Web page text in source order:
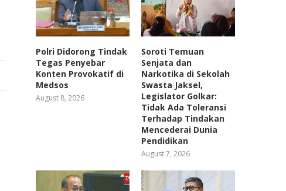
Polri Didorong Tindak
Tegas Penyebar
Konten Provokatif di
Medsos
August 8, 2026
Soroti Temuan
Senjata dan
Narkotika di Sekolah
Swasta Jaksel,
Legislator Golkar:
Tidak Ada Toleransi
Terhadap Tindakan
Mencederai Dunia
Pendidikan
August 7, 2026